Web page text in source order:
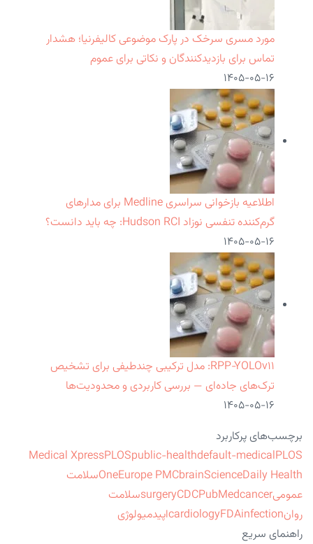
مورد مسری سرخک در پارک موضوعی کالیفرنیا؛ هشدار
تماس برای بازدیدکنندگان و نکاتی برای عموم
۱۴۰۵-۰۵-۱۶
اطلاعیه بازخوانی سراسری Medline برای مدارهای
گرم‌کننده تنفسی نوزاد Hudson RCI: چه باید دانست؟
۱۴۰۵-۰۵-۱۶
RPP‑YOLOv۱۱: مدل ترکیبی چندطیفی برای تشخیص
ترک‌های جاده‌ای — بررسی کاربردی و محدودیت‌ها
۱۴۰۵-۰۵-۱۶
برچسب‌های پرکاربرد
Medical XpressPLOSpublic-healthdefault-medicalPLOS
OneEurope PMCbrainScienceDaily Health
سلامت
عمومی
surgeryCDCPubMedcancer
سلامت
روان
cardiologyFDAinfection
اپیدمیولوژی
راهنمای سریع